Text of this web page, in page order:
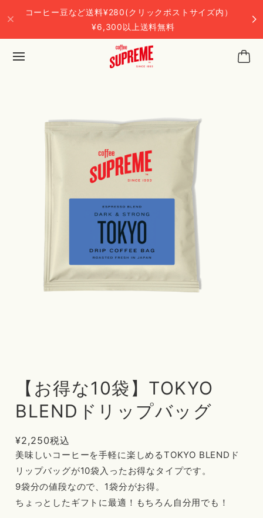
コーヒー豆など送料¥280(クリックポストサイズ内）
¥6,300以上送料無料
【お得な10袋】TOKYO
BLENDドリップバッグ
¥2,250税込
美味しいコーヒーを手軽に楽しめるTOKYO BLENDド
リップバッグが10袋入ったお得なタイプです。
9袋分の値段なので、1袋分がお得。
ちょっとしたギフトに最適！もちろん自分用でも！